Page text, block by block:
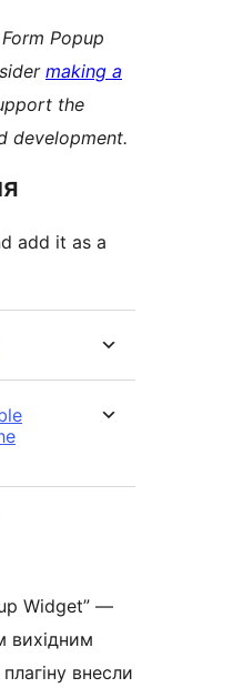
Popup
making a
the
development.
add it as a
Widget” —
вихідним
внесли